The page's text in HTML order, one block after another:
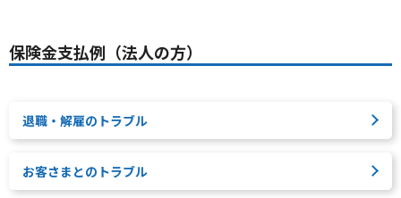
保険金支払例（法人の方）
退職・解雇のトラブル
お客さまとのトラブル